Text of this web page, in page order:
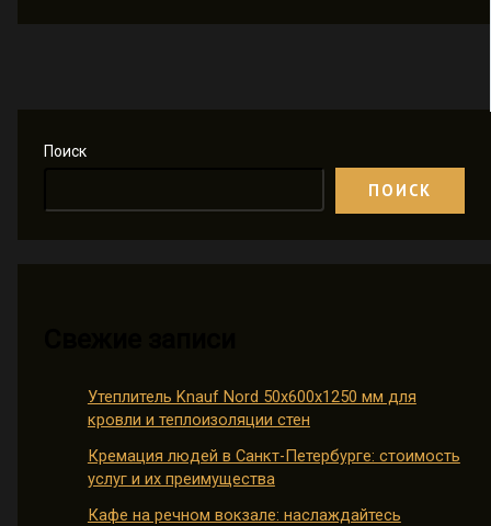
Поиск
ПОИСК
Утеплитель Knauf Nord 50х600х1250 мм для
кровли и теплоизоляции стен
Кремация людей в Санкт-Петербурге: стоимость
услуг и их преимущества
Кафе на речном вокзале: наслаждайтесь